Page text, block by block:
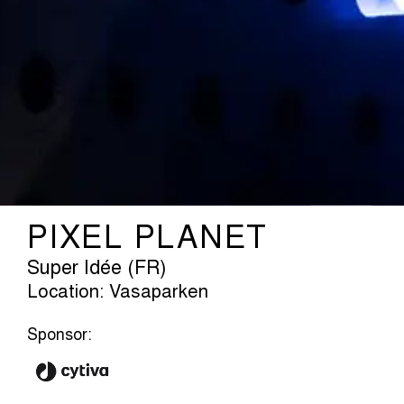
PIXEL PLANET
Super Idée (FR)
Location: Vasaparken
Sponsor: